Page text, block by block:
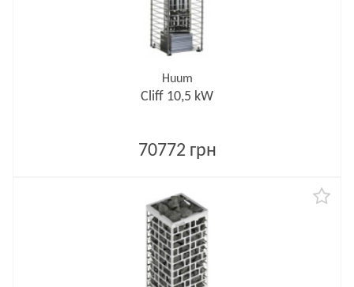
Huum
Cliff 10,5 kW
70772 грн